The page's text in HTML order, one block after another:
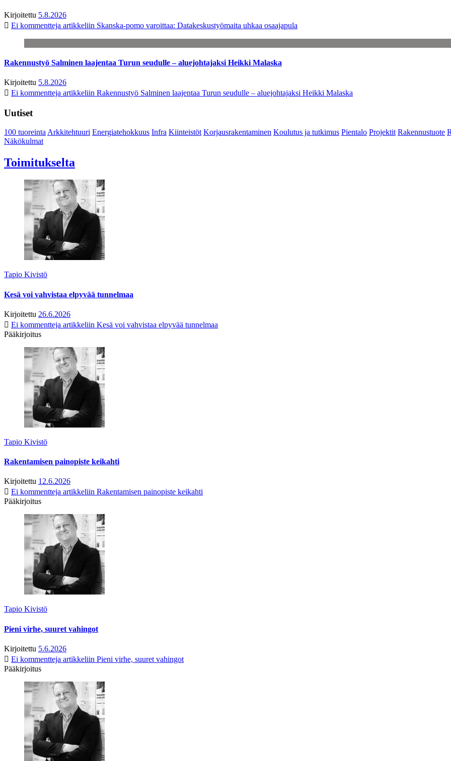
Kirjoitettu 5.8.2026
Ei kommentteja artikkeliin Skanska-pomo varoittaa: Datakeskustyömaita uhkaa osaajapula
Rakennustyö Salminen laajentaa Turun seudulle – aluejohtajaksi Heikki Malaska
Kirjoitettu 5.8.2026
Ei kommentteja artikkeliin Rakennustyö Salminen laajentaa Turun seudulle – aluejohtajaksi Heikki Malaska
Uutiset
100 tuoreintaArkkitehtuuri Energiatehokkuus Infra Kiinteistöt Korjausrakentaminen Koulutus ja tutkimus Pientalo Projektit Rakennustuote
Näkökulmat
Toimitukselta
Tapio Kivistö
Kesä voi vahvistaa elpyvää tunnelmaa
Kirjoitettu 26.6.2026
Ei kommentteja artikkeliin Kesä voi vahvistaa elpyvää tunnelmaa
Pääkirjoitus
Tapio Kivistö
Rakentamisen painopiste keikahti
Kirjoitettu 12.6.2026
Ei kommentteja artikkeliin Rakentamisen painopiste keikahti
Pääkirjoitus
Tapio Kivistö
Pieni virhe, suuret vahingot
Kirjoitettu 5.6.2026
Ei kommentteja artikkeliin Pieni virhe, suuret vahingot
Pääkirjoitus